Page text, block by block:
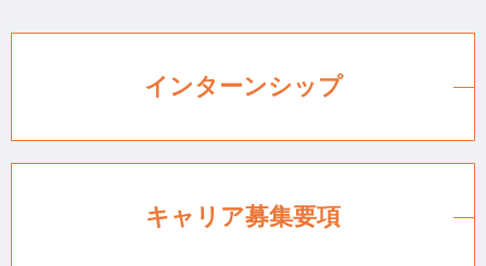
インターンシップ
キャリア募集要項